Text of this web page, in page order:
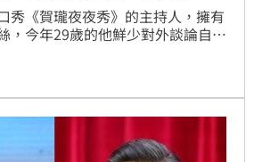
秀《賀瓏夜夜秀》的主持人，擁有
，今年29歲的他鮮少對外談論自己
他坦言自己從來沒有追過女生，向
「她很辛苦！」